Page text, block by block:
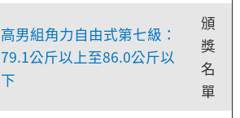
高男組角力自由式第七級：
79.1公斤以上至86.0公斤以
下
頒
獎
名
單